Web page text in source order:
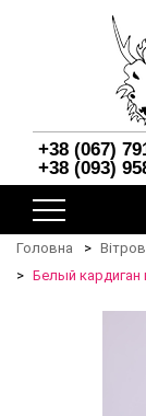
+38 (067)
+38 (093)
Головна
Белый кардиган